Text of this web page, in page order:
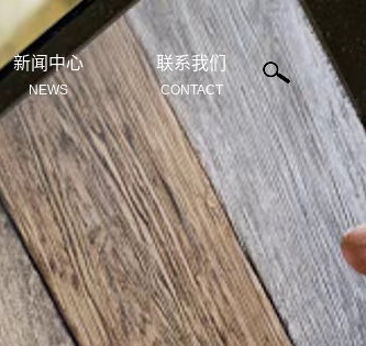
新闻中心
NEWS
联系我们
CONTACT